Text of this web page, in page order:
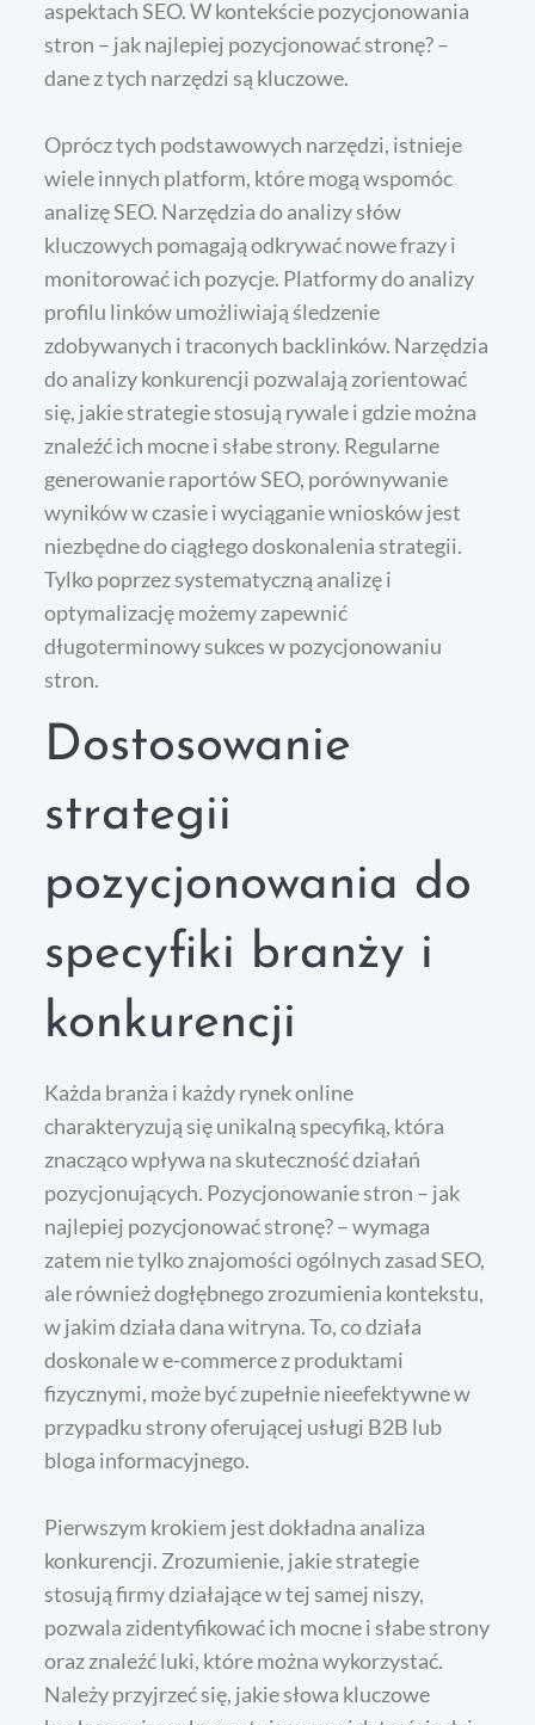
aspektach SEO. W kontekście pozycjonowania
stron – jak najlepiej pozycjonować stronę? –
dane z tych narzędzi są kluczowe.
Oprócz tych podstawowych narzędzi, istnieje
wiele innych platform, które mogą wspomóc
analizę SEO. Narzędzia do analizy słów
kluczowych pomagają odkrywać nowe frazy i
monitorować ich pozycje. Platformy do analizy
profilu linków umożliwiają śledzenie
zdobywanych i traconych backlinków. Narzędzia
do analizy konkurencji pozwalają zorientować
się, jakie strategie stosują rywale i gdzie można
znaleźć ich mocne i słabe strony. Regularne
generowanie raportów SEO, porównywanie
wyników w czasie i wyciąganie wniosków jest
niezbędne do ciągłego doskonalenia strategii.
Tylko poprzez systematyczną analizę i
optymalizację możemy zapewnić
długoterminowy sukces w pozycjonowaniu
stron.
Dostosowanie
strategii
pozycjonowania do
specyfiki branży i
konkurencji
Każda branża i każdy rynek online
charakteryzują się unikalną specyfiką, która
znacząco wpływa na skuteczność działań
pozycjonujących. Pozycjonowanie stron – jak
najlepiej pozycjonować stronę? – wymaga
zatem nie tylko znajomości ogólnych zasad SEO,
ale również dogłębnego zrozumienia kontekstu,
w jakim działa dana witryna. To, co działa
doskonale w e-commerce z produktami
fizycznymi, może być zupełnie nieefektywne w
przypadku strony oferującej usługi B2B lub
bloga informacyjnego.
Pierwszym krokiem jest dokładna analiza
konkurencji. Zrozumienie, jakie strategie
stosują firmy działające w tej samej niszy,
pozwala zidentyfikować ich mocne i słabe strony
oraz znaleźć luki, które można wykorzystać.
Należy przyjrzeć się, jakie słowa kluczowe